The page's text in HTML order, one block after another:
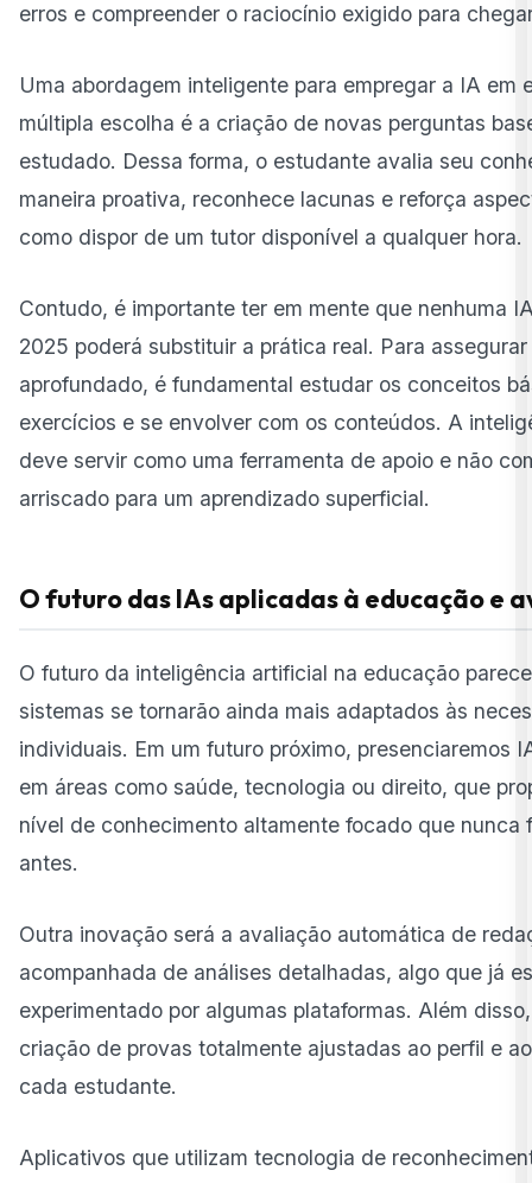
erros e compreender o raciocínio exigido para
Uma abordagem inteligente para empregar a IA em
múltipla escolha é a criação de novas perguntas
estudado. Dessa forma, o estudante avalia seu
maneira proativa, reconhece lacunas e reforça
como dispor de um tutor disponível a qualquer hora.
Contudo, é importante ter em mente que nenhuma
2025 poderá substituir a prática real. Para
aprofundado, é fundamental estudar os conceitos
exercícios e se envolver com os conteúdos. A
deve servir como uma ferramenta de apoio e não
arriscado para um aprendizado superficial.
O futuro das IAs aplicadas à educação e
O futuro da inteligência artificial na educação
sistemas se tornarão ainda mais adaptados às
individuais. Em um futuro próximo, presenciaremos
em áreas como saúde, tecnologia ou direito, que
nível de conhecimento altamente focado que nunca
antes.
Outra inovação será a avaliação automática de
acompanhada de análises detalhadas, algo que já
experimentado por algumas plataformas. Além
criação de provas totalmente ajustadas ao perfil e
cada estudante.
Aplicativos que utilizam tecnologia de